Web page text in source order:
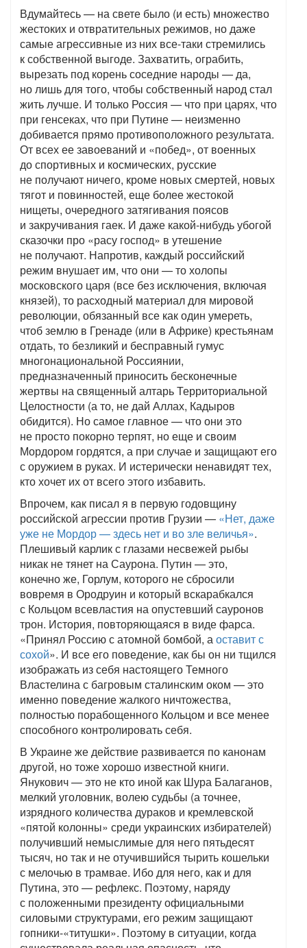
Вдумайтесь — на свете было (и есть) множество
жестоких и отвратительных режимов, но даже
самые агрессивные из них все-таки стремились
к собственной выгоде. Захватить, ограбить,
вырезать под корень соседние народы — да,
но лишь для того, чтобы собственный народ стал
жить лучше. И только Россия — что при царях, что
при генсеках, что при Путине — неизменно
добивается прямо противоположного результата.
От всех ее завоеваний и «побед», от военных
до спортивных и космических, русские
не получают ничего, кроме новых смертей, новых
тягот и повинностей, еще более жестокой
нищеты, очередного затягивания поясов
и закручивания гаек. И даже какой-нибудь убогой
сказочки про «расу господ» в утешение
не получают. Напротив, каждый российский
режим внушает им, что они — то холопы
московского царя (все без исключения, включая
князей), то расходный материал для мировой
революции, обязанный все как один умереть,
чтоб землю в Гренаде (или в Африке) крестьянам
отдать, то безликий и бесправный гумус
многонациональной Россиянии,
предназначенный приносить бесконечные
жертвы на священный алтарь Территориальной
Целостности (а то, не дай Аллах, Кадыров
обидится). Но самое главное — что они это
не просто покорно терпят, но еще и своим
Мордором гордятся, а при случае и защищают его
с оружием в руках. И истерически ненавидят тех,
кто хочет их от всего этого избавить.
Впрочем, как писал я в первую годовщину
российской агрессии против Грузии — «Нет, даже
уже не Мордор — здесь нет и во зле величья».
Плешивый карлик с глазами несвежей рыбы
никак не тянет на Саурона. Путин — это,
конечно же, Горлум, которого не сбросили
вовремя в Ородруин и который вскарабкался
с Кольцом всевластия на опустевший сауронов
трон. История, повторяющаяся в виде фарса.
«Принял Россию с атомной бомбой, аоставит с
сохой». И все его поведение, как бы он ни тщился
изображать из себя настоящего Темного
Властелина с багровым сталинским оком — это
именно поведение жалкого ничтожества,
полностью порабощенного Кольцом и все менее
способного контролировать себя.
В Украине же действие развивается по канонам
другой, но тоже хорошо известной книги.
Янукович — это не кто иной как Шура Балаганов,
мелкий уголовник, волею судьбы (а точнее,
изрядного количества дураков и кремлевской
«пятой колонны» среди украинских избирателей)
получивший немыслимые для него пятьдесят
тысяч, но так и не отучившийся тырить кошельки
с мелочью в трамвае. Ибо для него, как и для
Путина, это — рефлекс. Поэтому, наряду
с положенными президенту официальными
силовыми структурами, его режим защищают
гопники-«титушки». Поэтому в ситуации, когда